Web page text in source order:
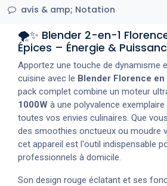
avis & amp; Notation
🌪️✨ Blender 2-en-1
Épices – Énergie &
Apportez une touche de dynamisme
cuisine avec le Blender Florence en
pack complet combine un moteur
1000W à une polyvalence
toutes vos envies culinaires. Que
des smoothies onctueux ou moudre
cet appareil est l'outil indispensable
professionnels à domicile.
Son design rouge éclatant et ses